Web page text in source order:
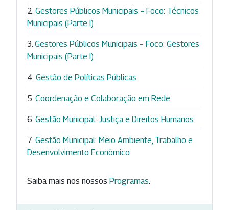
Gestores Públicos Municipais – Foco: Técnicos
Municipais (Parte I)
Gestores Públicos Municipais – Foco: Gestores
Municipais (Parte I)
Gestão de Políticas Públicas
Coordenação e Colaboração em Rede
Gestão Municipal: Justiça e Direitos Humanos
Gestão Municipal: Meio Ambiente, Trabalho e
Desenvolvimento Econômico
Saiba mais nos nossos Programas